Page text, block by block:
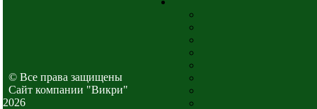
© Все права защищены
Cайт компании "Викри"
2026